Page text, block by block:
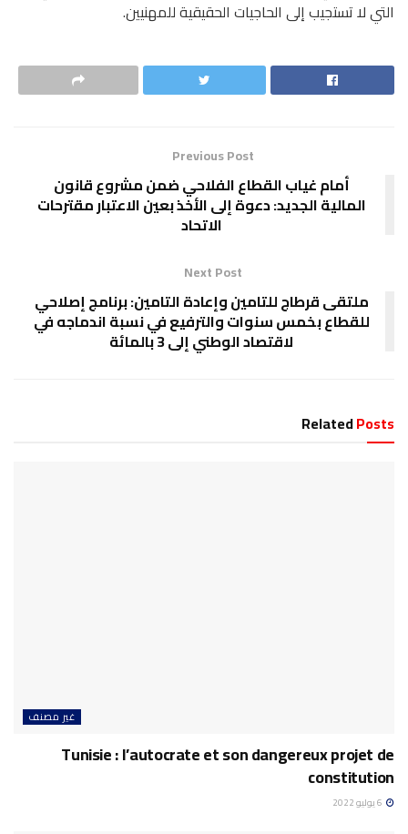
التي لا تستجيب إلى الحاجيات الحقيقية للمهنيين.
Previous Post
أمام غياب القطاع الفلاحي ضمن مشروع قانون
المالية الجديد: دعوة إلى الأخذ بعين الاعتبار مقترحات
الاتحاد
Next Post
ملتقى قرطاج للتامين وإعادة التامين: برنامج إصلاحي
للقطاع بخمس سنوات والترفيع في نسبة اندماجه في
لاقتصاد الوطني إلى 3 بالمائة
RelatedPosts
غير مصنف
Tunisie : l’autocrate et son dangereux projet de
constitution